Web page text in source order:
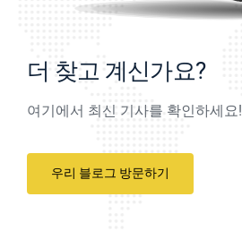
더 찾고 계신가요?
여기에서 최신 기사를 확인하세요!
우리 블로그 방문하기